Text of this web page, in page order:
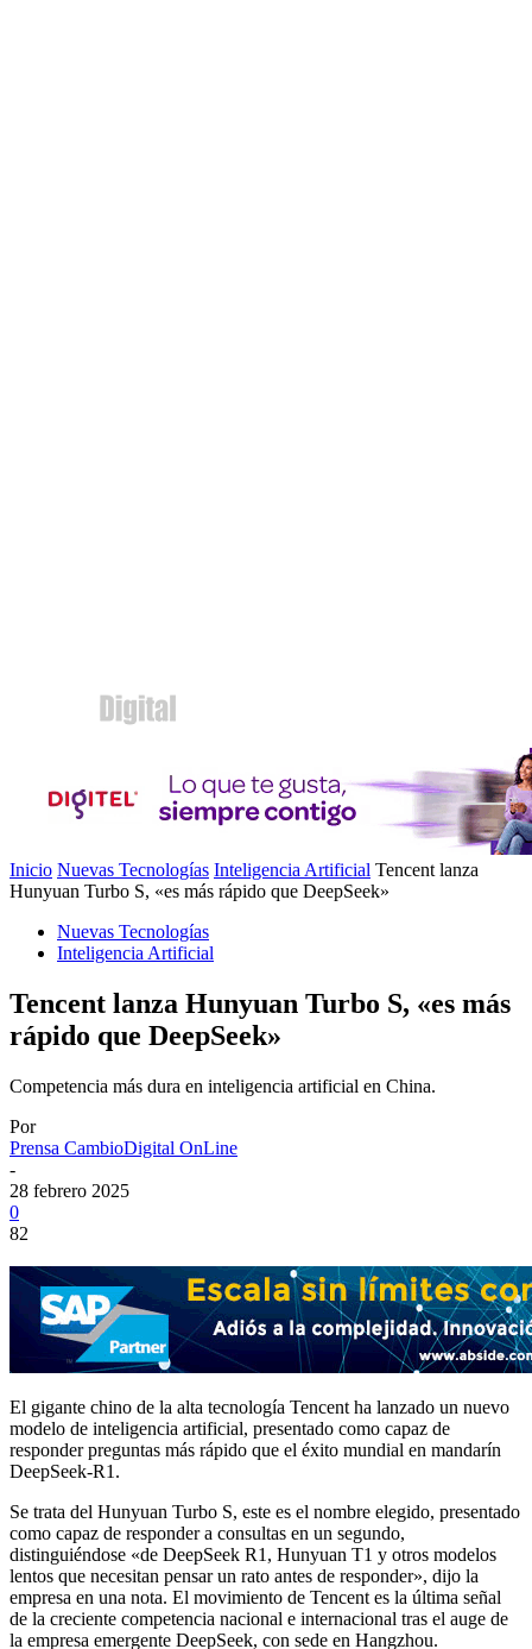
Inicio Nuevas Tecnologías Inteligencia Artificial Tencent lanza
Hunyuan Turbo S, «es más rápido que DeepSeek»
Nuevas Tecnologías
Inteligencia Artificial
Tencent lanza Hunyuan Turbo S, «es más
rápido que DeepSeek»
Competencia más dura en inteligencia artificial en China.
Por
Prensa CambioDigital OnLine
-
28 febrero 2025
0
82
El gigante chino de la alta tecnología Tencent ha lanzado un nuevo
modelo de inteligencia artificial, presentado como capaz de
responder preguntas más rápido que el éxito mundial en mandarín
DeepSeek-R1.
Se trata del Hunyuan Turbo S, este es el nombre elegido, presentado
como capaz de responder a consultas en un segundo,
distinguiéndose «de DeepSeek R1, Hunyuan T1 y otros modelos
lentos que necesitan pensar un rato antes de responder», dijo la
empresa en una nota. El movimiento de Tencent es la última señal
de la creciente competencia nacional e internacional tras el auge de
la empresa emergente DeepSeek, con sede en Hangzhou.